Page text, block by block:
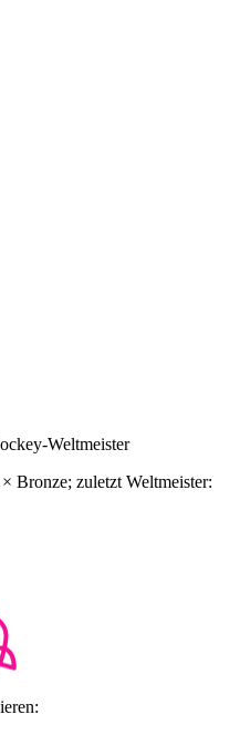
Weltmeister
Bronze; zuletzt Weltmeister: